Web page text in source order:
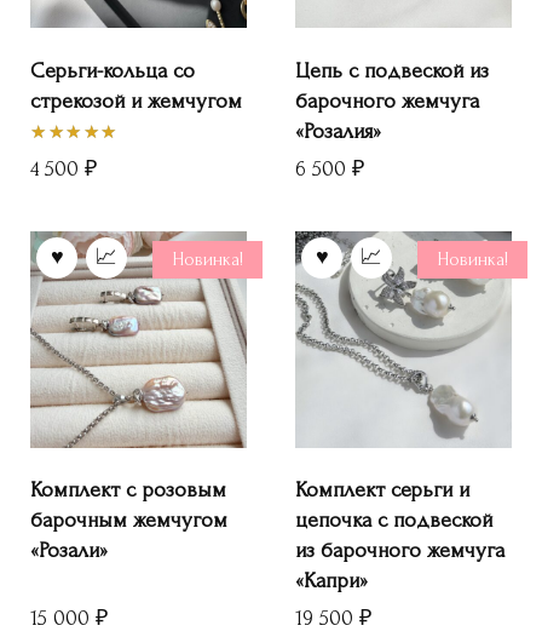
Серьги-кольца со
стрекозой и жемчугом
4 500 ₽
Оценка
Цепь с подвеской из
барочного жемчуга
«Розалия»
6 500 ₽
Новинка!
Комплект с розовым
барочным жемчугом
«Розали»
15 000 ₽
Новинка!
Комплект серьги и
цепочка с подвеской
из барочного жемчуга
«Капри»
19 500 ₽